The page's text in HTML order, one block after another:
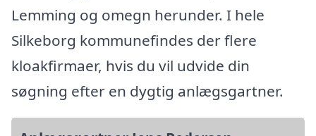
Lemming og omegn herunder. I hele
Silkeborg kommunefindes der flere
kloakfirmaer, hvis du vil udvide din
søgning efter en dygtig anlægsgartner.